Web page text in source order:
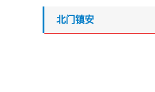
北门镇安